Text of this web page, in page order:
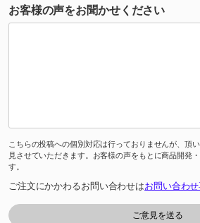
お客様の声をお聞かせください
こちらの投稿への個別対応は行っておりませんが、頂
見させていただきます。お客様の声をもとに商品開発
す。
ご注文にかかわるお問い合わせはお問い合わ